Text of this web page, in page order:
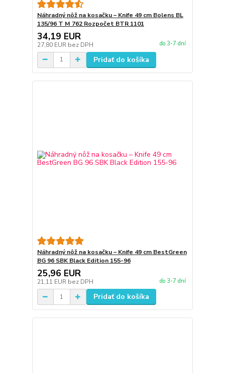
Náhradný nôž na kosačku – Knife 49 cm Bolens BL
135/96 T M 762 Rozpočet BTR 1101
34,19 EUR
27,80 EUR bez DPH do 3-7 dní
Pridať do košíka
Náhradný nôž na kosačku – Knife 49 cm BestGreen
BG 96 SBK Black Edition 155-96
25,96 EUR
21,11 EUR bez DPH do 3-7 dní
Pridať do košíka